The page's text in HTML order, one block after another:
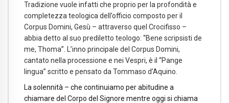
Tradizione vuole infatti che proprio per la profondità e
completezza teologica dell’officio composto per il
Corpus Domini, Gesù – attraverso quel Crocifisso –
abbia detto al suo prediletto teologo: “Bene scripsisti de
me, Thoma”. L’inno principale del Corpus Domini,
cantato nella processione e nei Vespri, è il “Pange
lingua” scritto e pensato da Tommaso d’Aquino.
La solennità – che continuiamo per abitudine a
chiamare del Corpo del Signore mentre oggi si chiama